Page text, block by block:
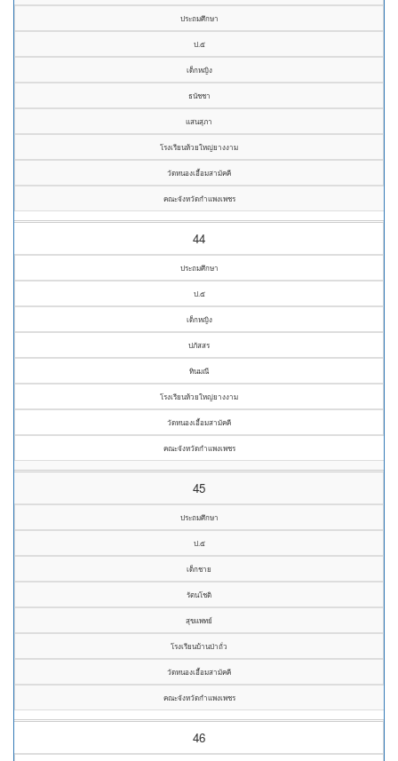
ประถมศึกษา
ป.๕
เด็กหญิง
ธนัชชา
แสนสุภา
โรงเรียนห้วยใหญ่ยางงาม
วัดหนองเอื้อมสามัคคี
คณะจังหวัดกำแพงเพชร
44
ประถมศึกษา
ป.๕
เด็กหญิง
ปภัสสร
ทินมณี
โรงเรียนห้วยใหญ่ยางงาม
วัดหนองเอื้อมสามัคคี
คณะจังหวัดกำแพงเพชร
45
ประถมศึกษา
ป.๕
เด็กชาย
รัตนโชติ
สุขแพทย์
โรงเรียนบ้านป่าถั่ว
วัดหนองเอื้อมสามัคคี
คณะจังหวัดกำแพงเพชร
46